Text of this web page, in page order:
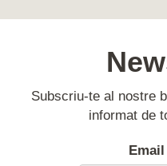
Subscriu-te al nostre
informat de